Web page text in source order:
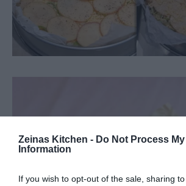
Zeinas Kitchen - Do Not Process
Information
If you wish to opt-out of the sale, sharing